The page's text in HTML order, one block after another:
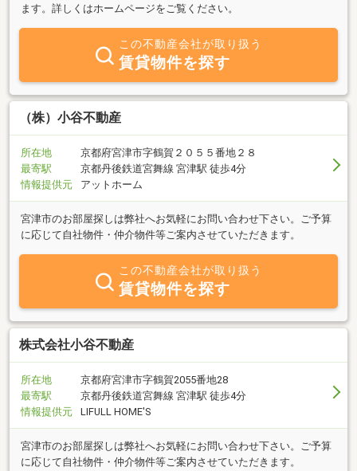
ます。詳しくはホームページをご覧ください。
この不動産会社が取り扱う
賃貸物件を探す
（株）小谷不動産
所在地
京都府宮津市字鶴賀２０５５番地２８
最寄駅
京都丹後鉄道宮舞線 宮津駅 徒歩4分
情報提供元
アットホーム
宮津市のお部屋探しは弊社へお気軽にお問い合わせ下さい。ご予算
に応じて自社物件・仲介物件等ご案内させていただきます。
この不動産会社が取り扱う
賃貸物件を探す
株式会社小谷不動産
所在地
京都府宮津市字鶴賀2055番地28
最寄駅
京都丹後鉄道宮舞線 宮津駅 徒歩4分
情報提供元
LIFULL HOME'S
宮津市のお部屋探しは弊社へお気軽にお問い合わせ下さい。ご予算
に応じて自社物件・仲介物件等ご案内させていただきます。